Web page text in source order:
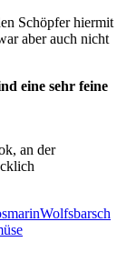
Schöpfer hiermit
aber auch nicht
eine sehr feine
an der
Wolfsbarsch